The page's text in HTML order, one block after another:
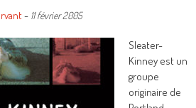
- 11 février 2005
Sleater-
Kinney est un
groupe
originaire de